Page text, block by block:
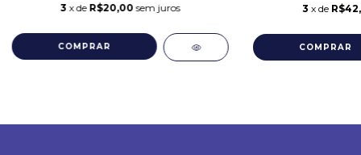
3 x de R$20,00 sem juros 3 x de
COMPRAR